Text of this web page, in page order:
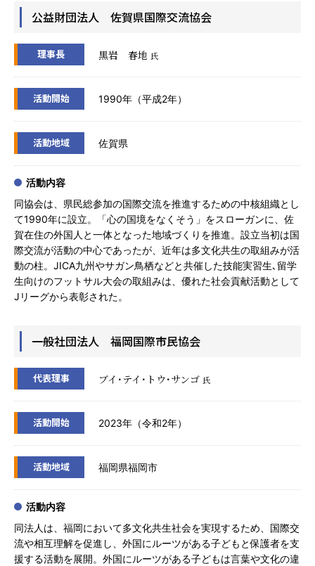
公益財団法人 佐賀県国際交流協会
理事長 黒岩 春地 氏
活動開始 1990年（平成2年）
活動地域 佐賀県
活動内容
同協会は、県民総参加の国際交流を推進するための中核組織とし
て1990年に設立。「心の国境をなくそう」をスローガンに、佐
賀在住の外国人と一体となった地域づくりを推進。設立当初は国
際交流が活動の中心であったが、近年は多文化共生の取組みが活
動の柱。JICA九州やサガン鳥栖などと共催した技能実習生､留学
生向けのフットサル大会の取組みは、優れた社会貢献活動として
Jリーグから表彰された。
一般社団法人 福岡国際市民協会
代表理事 ブイ･テイ･トウ･サンゴ 氏
活動開始 2023年（令和2年）
活動地域 福岡県福岡市
活動内容
同法人は、福岡において多文化共生社会を実現するため、国際交
流や相互理解を促進し、外国にルーツがある子どもと保護者を支
援する活動を展開。外国にルーツがある子どもは言葉や文化の違